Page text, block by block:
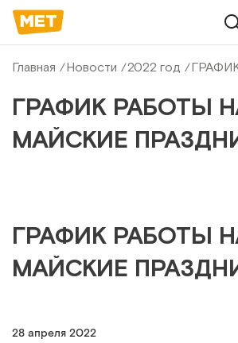
Главная Новости 2022 год
ГРАФИК РАБОТЫ
МАЙСКИЕ
ГРАФИК РАБОТЫ
МАЙСКИЕ
28 апреля 2022